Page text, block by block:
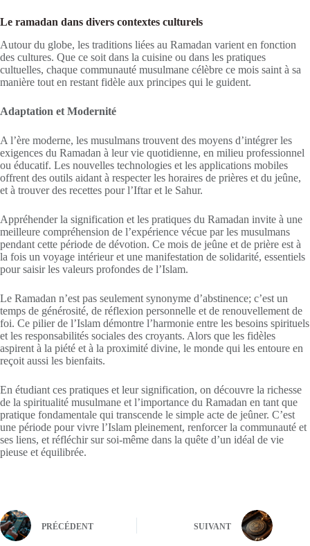
Le ramadan dans divers contextes culturels
Autour du globe, les traditions liées au Ramadan varient en fonction
des cultures. Que ce soit dans la cuisine ou dans les pratiques
cultuelles, chaque communauté musulmane célèbre ce mois saint à sa
manière tout en restant fidèle aux principes qui le guident.
Adaptation et Modernité
A l’ère moderne, les musulmans trouvent des moyens d’intégrer les
exigences du Ramadan à leur vie quotidienne, en milieu professionnel
ou éducatif. Les nouvelles technologies et les applications mobiles
offrent des outils aidant à respecter les horaires de prières et du jeûne,
et à trouver des recettes pour l’Iftar et le Sahur.
Appréhender la signification et les pratiques du Ramadan invite à une
meilleure compréhension de l’expérience vécue par les musulmans
pendant cette période de dévotion. Ce mois de jeûne et de prière est à
la fois un voyage intérieur et une manifestation de solidarité, essentiels
pour saisir les valeurs profondes de l’Islam.
Le Ramadan n’est pas seulement synonyme d’abstinence; c’est un
temps de générosité, de réflexion personnelle et de renouvellement de
foi. Ce pilier de l’Islam démontre l’harmonie entre les besoins spirituels
et les responsabilités sociales des croyants. Alors que les fidèles
aspirent à la piété et à la proximité divine, le monde qui les entoure en
reçoit aussi les bienfaits.
En étudiant ces pratiques et leur signification, on découvre la richesse
de la spiritualité musulmane et l’importance du Ramadan en tant que
pratique fondamentale qui transcende le simple acte de jeûner. C’est
une période pour vivre l’Islam pleinement, renforcer la communauté et
ses liens, et réfléchir sur soi-même dans la quête d’un idéal de vie
pieuse et équilibrée.
PRÉCÉDENT SUIVANT